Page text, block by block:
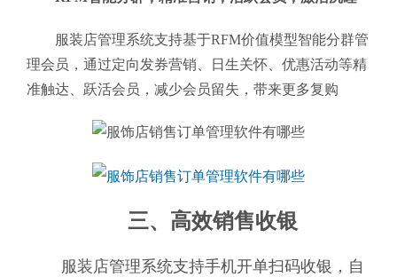
服装店管理系统支持基于RFM价值模型智能分群管
理会员，通过定向发券营销、日生关怀、优惠活动等精
准触达、跃活会员，减少会员留失，带来更多复购
三、高效销售收银
服装店管理系统支持手机开单扫码收银，自